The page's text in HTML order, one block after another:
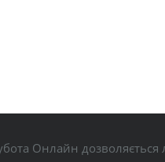
Онлайн